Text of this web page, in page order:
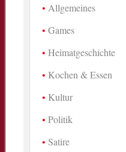
Allgemeines
Games
Heimatgeschichte
Kochen & Essen
Kultur
Politik
Satire